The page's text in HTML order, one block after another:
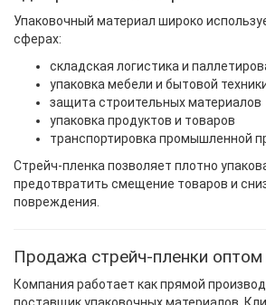
Упаковочный материал широко
сферах:
складская логистика и
упаковка мебели и бытовой
защита строительных материалов
упаковка продуктов и товаров
транспортировка промышленной
Стрейч-пленка позволяет плотно
предотвратить смещение товаров и
повреждения.
Продажа стрейч-пленки оптом
Компания работает как прямой